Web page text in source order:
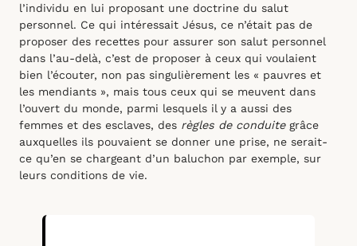
l’individu en lui proposant une doctrine du salut
personnel. Ce qui intéressait Jésus, ce n’était pas de
proposer des recettes pour assurer son salut personnel
dans l’au-delà, c’est de proposer à ceux qui voulaient
bien l’écouter, non pas singulièrement les « pauvres et
les mendiants », mais tous ceux qui se meuvent dans
l’ouvert du monde, parmi lesquels il y a aussi des
femmes et des esclaves, des règles de conduite grâce
auxquelles ils pouvaient se donner une prise, ne serait-
ce qu’en se chargeant d’un baluchon par exemple, sur
leurs conditions de vie.